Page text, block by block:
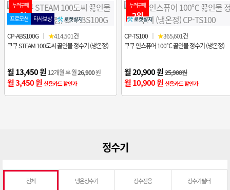
누적구매
1위
프로모션 타사보상
CP-ABS100G ｜ ★414,501건
쿠쿠 STEAM 100도씨 끓인물 정수기 (냉온정)
월 13,450 원 12개월 후 월26,900원
월 3,450 원신용카드 할인가
누적구매
2위
CP-TS100 ｜ ★365,601건
쿠쿠 인스퓨어 100℃ 끓인물 정수기 (냉온정)
월 20,900 원 25,900원
월 10,900 원신용카드 할인가
정수기
전체 냉온정수기 정수전용 정수기필터